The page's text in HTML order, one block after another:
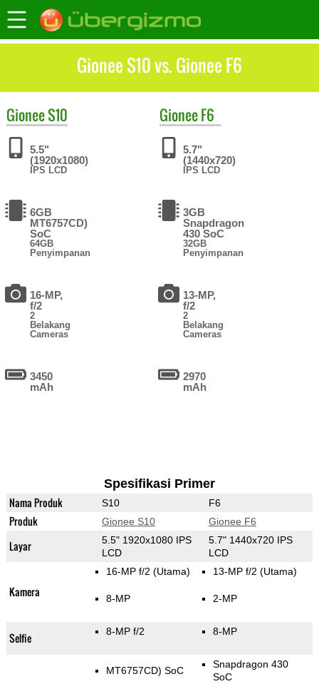
Gionee S10 vs. Gionee F6
GioneeS10
5.5"
(1920x1080)
IPS LCD
6GB
MT6757CD)
SoC
64GB
Penyimpanan
16-MP,
f/2
2
Belakang
Cameras
3450
mAh
GioneeF6
5.7"
(1440x720)
IPS LCD
3GB
Snapdragon
430 SoC
32GB
Penyimpanan
13-MP,
f/2
2
Belakang
Cameras
2970
mAh
Spesifikasi Primer
Nama Produk S10 F6
Produk Gionee S10 Gionee F6
Layar
5.5" 1920x1080 IPS
LCD
5.7" 1440x720 IPS
LCD
Kamera
16-MP f/2 (Utama)
8-MP
13-MP f/2 (Utama)
2-MP
Selfie 8-MP f/2 8-MP
MT6757CD) SoC
Snapdragon 430
SoC